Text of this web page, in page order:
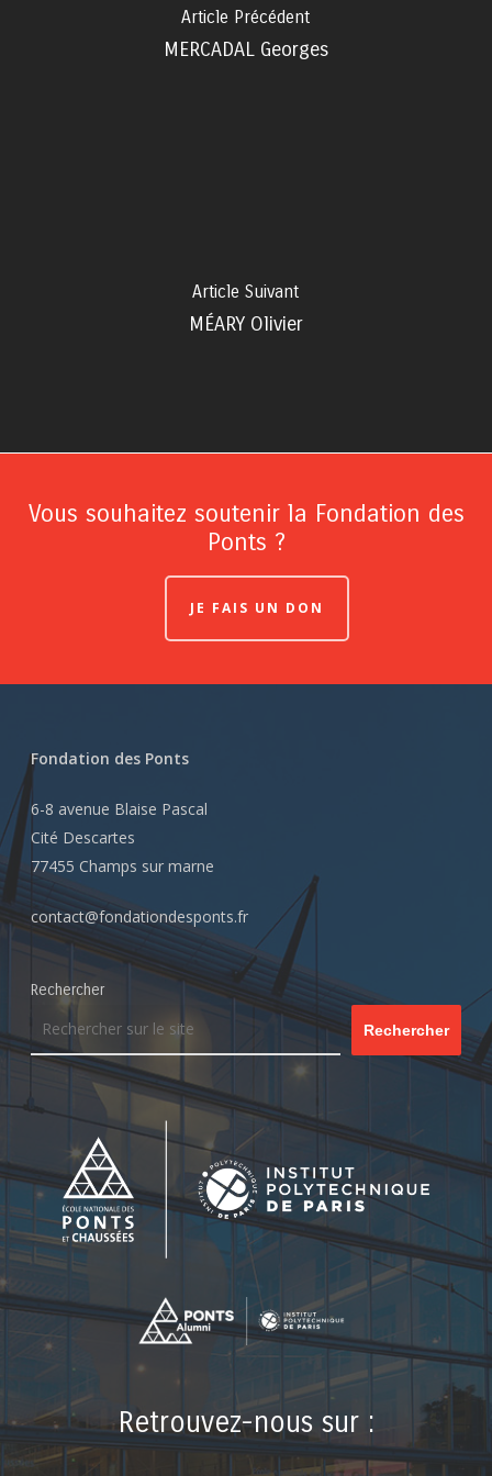
Article Précédent
MERCADAL Georges
Article Suivant
MÉARY Olivier
Vous souhaitez soutenir la Fondation des
Ponts ?
JE FAIS UN DON
Fondation des Ponts
6-8 avenue Blaise Pascal
Cité Descartes
77455 Champs sur marne
contact@fondationdesponts.fr
Rechercher
Rechercher
Retrouvez-nous sur :